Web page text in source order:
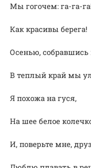
Мы гогочем: га-га-
Как красивы берега!
Осенью, собравшись
В теплый край мы
Я похожа на гуся,
На шее белое
И, поверьте мне,